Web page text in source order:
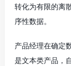
转化为有限的离
序性数据。
产品经理在确定
是文本类产品，